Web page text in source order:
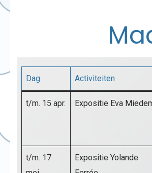
Dag Activiteiten
t/m. 15 apr. Expositie Eva
t/m. 17
Expositie Yolande